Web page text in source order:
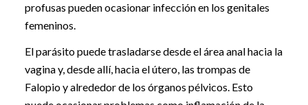
profusas pueden ocasionar infección en los genitales
femeninos.
El parásito puede trasladarse desde el área anal hacia la
vagina y, desde allí, hacia el útero, las trompas de
Falopio y alrededor de los órganos pélvicos. Esto